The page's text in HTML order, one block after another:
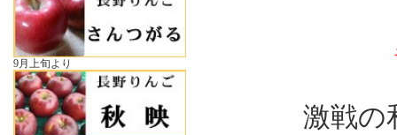
9月上旬より
激戦の